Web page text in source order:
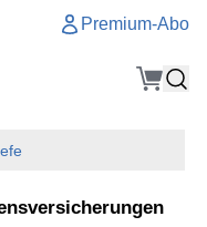
Premium-Abo